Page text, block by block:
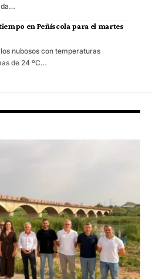
en Peñíscola para el martes
nubosos con temperaturas
de 24 ºC…